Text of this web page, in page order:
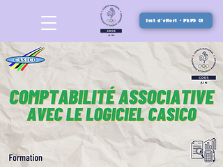
Test d'effort - PEPS 01